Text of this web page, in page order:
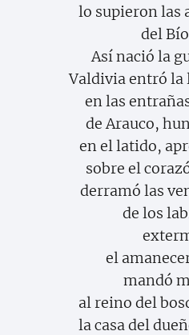
lo supieron las
del
Así nació la
Valdivia entró la
en las
de Arauco,
en el latido,
sobre el
derramó las
de los
el
mandó
al reino del
la casa del